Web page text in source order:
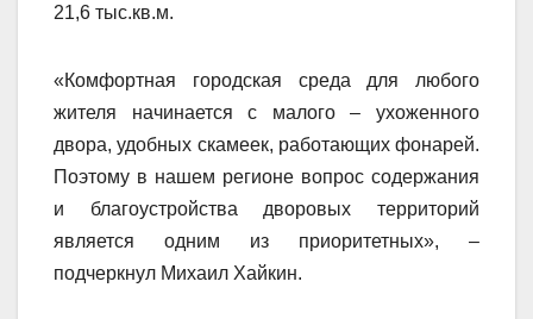
21,6 тыс.кв.м.
«Комфортная городская среда для любого
жителя начинается с малого – ухоженного
двора, удобных скамеек, работающих фонарей.
Поэтому в нашем регионе вопрос содержания
и благоустройства дворовых территорий
является одним из приоритетных», –
подчеркнул Михаил Хайкин.